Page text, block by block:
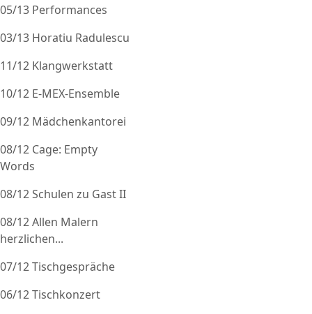
05/13 Performances
03/13 Horatiu Radulescu
11/12 Klangwerkstatt
10/12 E-MEX-Ensemble
09/12 Mädchenkantorei
08/12 Cage: Empty
Words
08/12 Schulen zu Gast II
08/12 Allen Malern
herzlichen...
07/12 Tischgespräche
06/12 Tischkonzert